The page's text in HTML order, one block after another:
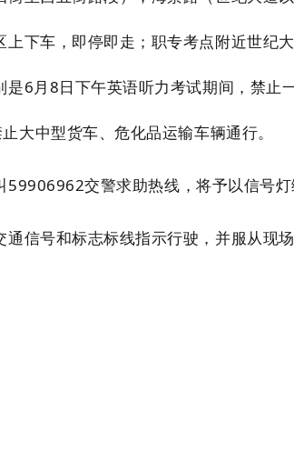
下车，即停即走；职专考点附近世纪
6月8日下午英语听力考试期间，禁止
大中型货车、危化品运输车辆通行。
交警求助热线，将予以信号灯
信号和标志标线指示行驶，并服从现